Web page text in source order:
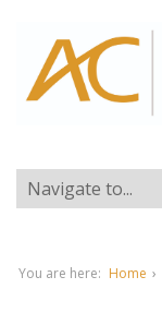
You are here: Home ›